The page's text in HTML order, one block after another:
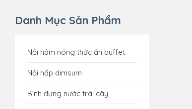
Danh Mục Sản Phẩm
Nồi hâm nóng thức ăn buffet
Nồi hấp dimsum
Bình đựng nước trái cây